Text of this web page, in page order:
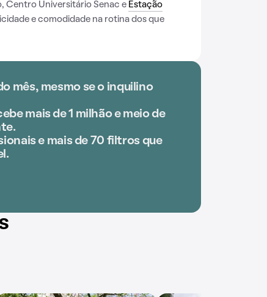
Centro Universitário Senac e Estação
e comodidade na rotina dos que
mês, mesmo se o inquilino
mais de 1 milhão e meio de
e mais de 70 filtros que